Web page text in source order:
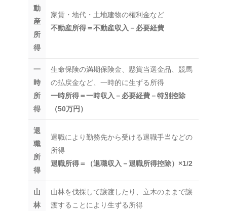
動
産
所
得
家賃・地代・土地建物の権利金など
不動産所得＝不動産収入－必要経費
一
時
所
得
生命保険の満期保険金、懸賞当選金品、競馬
の払戻金など、一時的に生ずる所得
一時所得＝一時収入－必要経費－特別控除
（50万円）
退
職
所
得
退職により勤務先から受ける退職手当などの
所得
退職所得＝（退職収入－退職所得控除）×1/2
山
林
山林を伐採して譲渡したり、立木のままで譲
渡することにより生ずる所得